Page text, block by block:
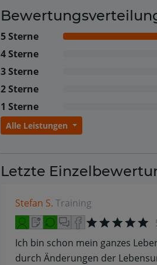
5 Sterne
4 Sterne
3 Sterne
2 Sterne
1 Sterne
Alle Leistungen
Letzte
Stefan S. Training
Ich bin schon mein ganzes
durch Änderungen der